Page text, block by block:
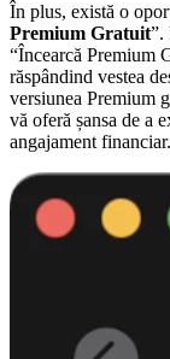
În plus, există o
Premium Gratuit”.
“Încearcă Premium
răspândind vestea
versiunea Premium
vă oferă șansa de a
angajament financiar.